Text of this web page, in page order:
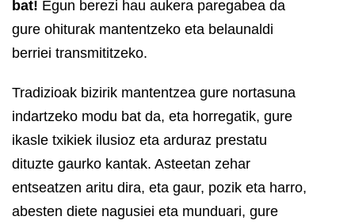
bat! Egun berezi hau aukera paregabea da
gure ohiturak mantentzeko eta belaunaldi
berriei transmititzeko.
Tradizioak bizirik mantentzea gure nortasuna
indartzeko modu bat da, eta horregatik, gure
ikasle txikiek ilusioz eta arduraz prestatu
dituzte gaurko kantak. Asteetan zehar
entseatzen aritu dira, eta gaur, pozik eta harro,
abesten diete nagusiei eta munduari, gure